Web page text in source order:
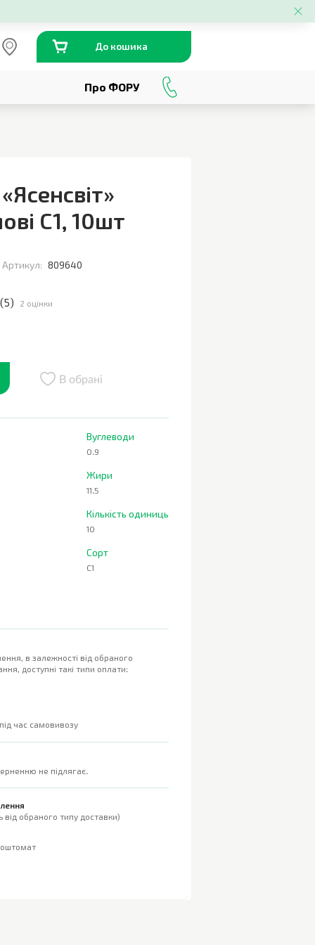
До кошика
Про ФОРУ
С1, 10шт
Артикул: 809640
(5) 2 оцінки
В обрані
Вуглеводи
0.9
Жири
11.5
Кількість одиниць
10
Сорт
С1
в залежності від обраного
доступні такі типи оплати:
час самовивозу
не підлягає.
обраного типу доставки)